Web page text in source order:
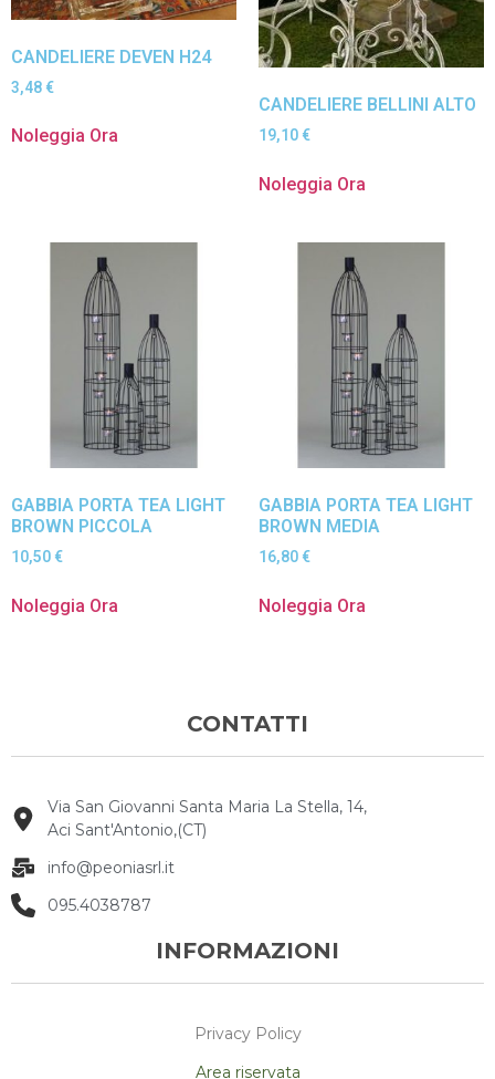
CANDELIERE DEVEN H24
3,48 €
Noleggia Ora
CANDELIERE BELLINI ALTO
19,10 €
Noleggia Ora
GABBIA PORTA TEA LIGHT
BROWN PICCOLA
10,50 €
Noleggia Ora
GABBIA PORTA TEA LIGHT
BROWN MEDIA
16,80 €
Noleggia Ora
CONTATTI
Via San Giovanni Santa Maria La Stella, 14,
Aci Sant'Antonio,(CT)
info@peoniasrl.it
095.4038787
INFORMAZIONI
Privacy Policy
Area riservata